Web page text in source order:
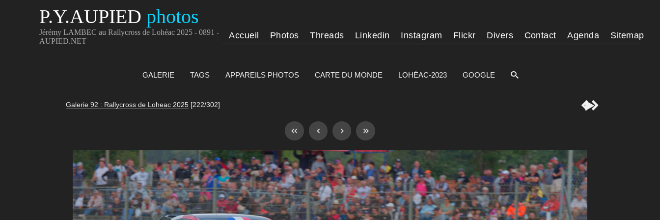
P.Y.AUPIED photos
Jérémy LAMBEC au Rallycross de Lohéac 2025 - 0891 -
AUPIED.NET
Accueil Photos Threads Linkedin Instagram Flickr Divers Contact Agenda Sitemap
GALERIE TAGS APPAREILS PHOTOS CARTE DU MONDE LOHÉAC-2023 GOOGLE
Galerie 92 : Rallycross de Loheac 2025 [222/302] 